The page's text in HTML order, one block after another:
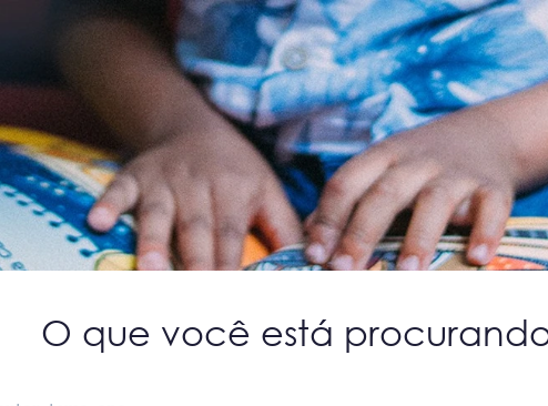
O que você está